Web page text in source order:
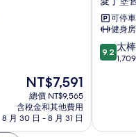
現
在
價
格
為
NT$7,591
總價 NT$9,565
含稅金和其他費用
8 月 30 日 - 8 月 31 日
城
市
愛
丁
堡
舊
可停車
健身房
9.2
分，
棒
9.2 太